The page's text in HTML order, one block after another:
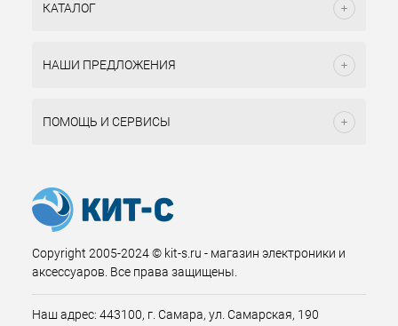
КАТАЛОГ
НАШИ ПРЕДЛОЖЕНИЯ
ПОМОЩЬ И СЕРВИСЫ
Copyright 2005-2024 © kit-s.ru - магазин электроники и
аксессуаров. Все права защищены.
Наш адрес: 443100, г. Самара, ул. Самарская, 190